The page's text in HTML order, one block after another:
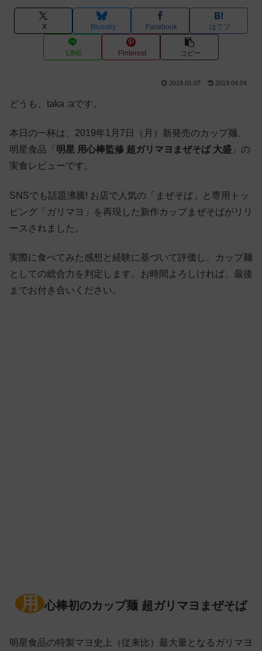
X Bluesky Facebook はてブ
LINE Pinterest コピー
2019.01.07 2019.04.04
どうも、taka :aです。
本日の一杯は、2019年1月7日（月）新発売のカップ麺、
明星食品「 明星 用心棒監修 超ガリマヨまぜそば 大盛 」の
実食レビューです。
SNSでも話題沸騰! お店で人気の「まぜそば」と専用トッ
ピング「ガリマヨ」を再現した新作カップまぜそばがリリ
ースされました。
実際に食べてみた感想と経験に基づいて評価し、カップ麺
としての総合力を判定します。お時間よろしければ、最後
までお付き合いください。
用 心棒初のカップ麺 超ガリマヨまぜそば
明星食品の特製マヨ史上（従来比）最大量となるガリマヨ